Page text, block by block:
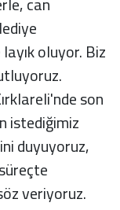
oluyor. Biz
son
istediğimiz
duyuyoruz,
veriyoruz.